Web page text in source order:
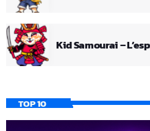
Kid Samourai –
TOP 10